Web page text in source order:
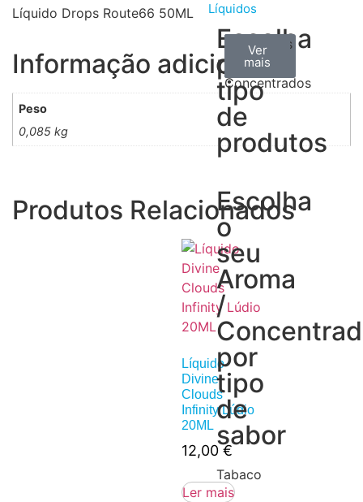
Líquidos
Escolha
por
tipo
de
produtos
Aromas
Concentrados
Ver
todos
Bases
Ver
mais
Accesorios
Ver
mais
Escolha
o
seu
Aroma
/
por
tipo
de
sabor
Tabaco
Líquido Drops Route66 50ML
Informação adicional
Peso
0,085 kg
Produtos Relacionados
Líquido
Divine
Clouds
Infinity Lúdio
20ML
12,00€
Ler mais